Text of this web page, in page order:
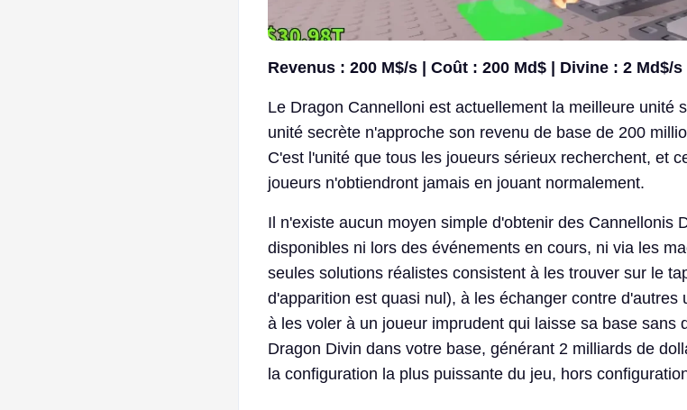
Revenus : 200 M$/s | Coût : 200 Md$ | Divine : 2 Md$/s
Le Dragon Cannelloni est actuellement la meilleure unité
unité secrète n'approche son revenu de base de 200
C'est l'unité que tous les joueurs sérieux recherchent, et
joueurs n'obtiendront jamais en jouant normalement.
Il n'existe aucun moyen simple d'obtenir des Cannellonis
disponibles ni lors des événements en cours, ni via les
seules solutions réalistes consistent à les trouver sur le
d'apparition est quasi nul), à les échanger contre d'autres
à les voler à un joueur imprudent qui laisse sa base sans
Dragon Divin dans votre base, générant 2 milliards de
la configuration la plus puissante du jeu, hors